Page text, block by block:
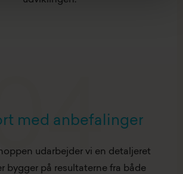
med anbefalinger
udarbejder vi en detaljeret
bygger på resultaterne fra både